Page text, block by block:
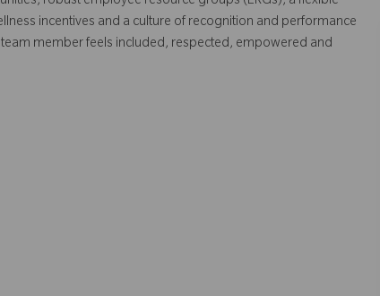
incentives and a culture of recognition and performance
member feels included, respected, empowered and